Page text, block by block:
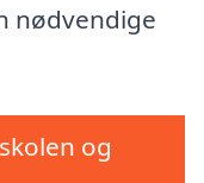
nødvendige
og